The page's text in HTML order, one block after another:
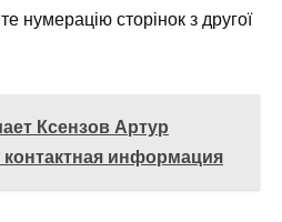
нумерацію сторінок з другої
Ксензов Артур
информация